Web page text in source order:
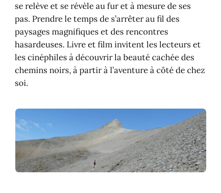
se relève et se révèle au fur et à mesure de ses
pas. Prendre le temps de s’arrêter au fil des
paysages magnifiques et des rencontres
hasardeuses. Livre et film invitent les lecteurs et
les cinéphiles à découvrir la beauté cachée des
chemins noirs, à partir à l’aventure à côté de chez
soi.